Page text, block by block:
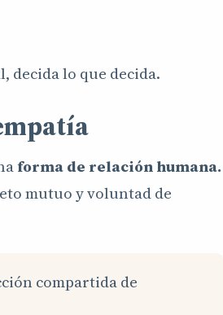
decida lo que decida.
forma de relación humana.
mutuo y voluntad de
compartida de